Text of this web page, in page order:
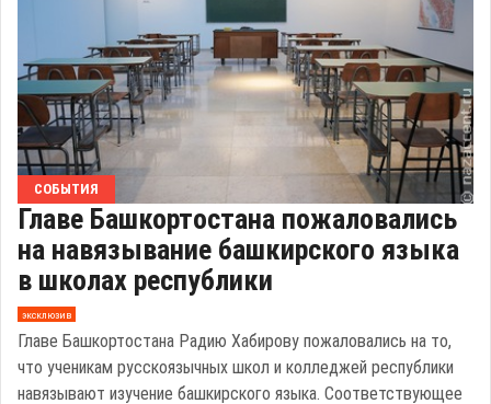
СОБЫТИЯ
Главе Башкортостана пожаловались
на навязывание башкирского языка
в школах республики
эксклюзив
Главе Башкортостана Радию Хабирову пожаловались на то,
что ученикам русскоязычных школ и колледжей республики
навязывают изучение башкирского языка. Соответствующее